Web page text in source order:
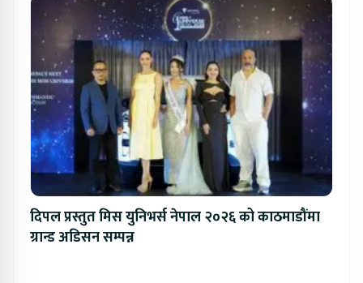
दिपल प्रस्तुत मिस युनिभर्स नेपाल २०२६ को काठमाडौंमा
ग्रान्ड अडिसन सम्पन्न